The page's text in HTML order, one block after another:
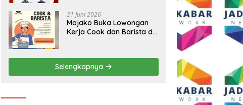
Syaratnya
21 Juni 2026
Mojako Buka Lowongan
Kerja Cook dan Barista di
Selengkapnya